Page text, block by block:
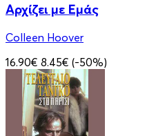
Αρχίζει με Εμάς
Colleen Hoover
16.90€ 8.45€ (-50%)